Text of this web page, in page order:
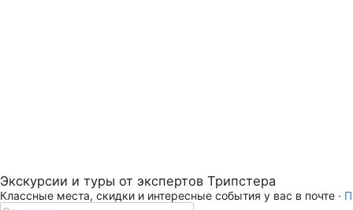
Экскурсии и туры от экспертов Трипстера
Классные места, скидки и интересные события у вас в почте ·